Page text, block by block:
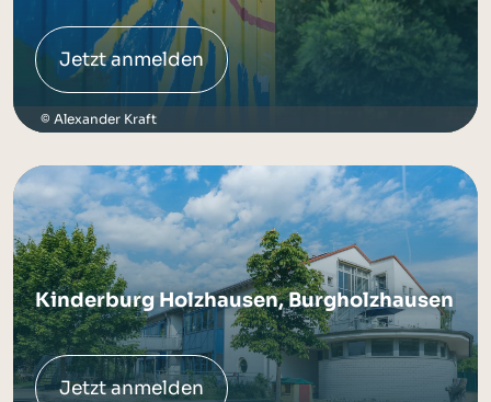
Jetzt anmelden
Alexander Kraft
Kinderburg Holzhausen, Burgholzhausen
Jetzt anmelden